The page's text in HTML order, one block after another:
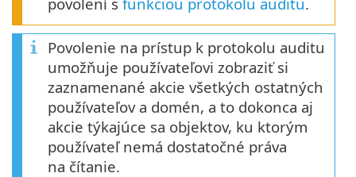
Povolenie na prístup k protokolu auditu
umožňuje používateľovi zobraziť si
zaznamenané akcie všetkých ostatných
používateľov a domén, a to dokonca aj
akcie týkajúce sa objektov, ku ktorým
používateľ nemá dostatočné práva
na čítanie.